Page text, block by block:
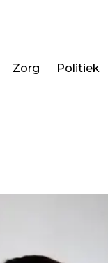
Zorg Politiek